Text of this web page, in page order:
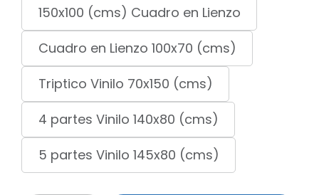
150x100 (cms) Cuadro en Lienzo
Cuadro en Lienzo 100x70 (cms)
Triptico Vinilo 70x150 (cms)
4 partes Vinilo 140x80 (cms)
5 partes Vinilo 145x80 (cms)